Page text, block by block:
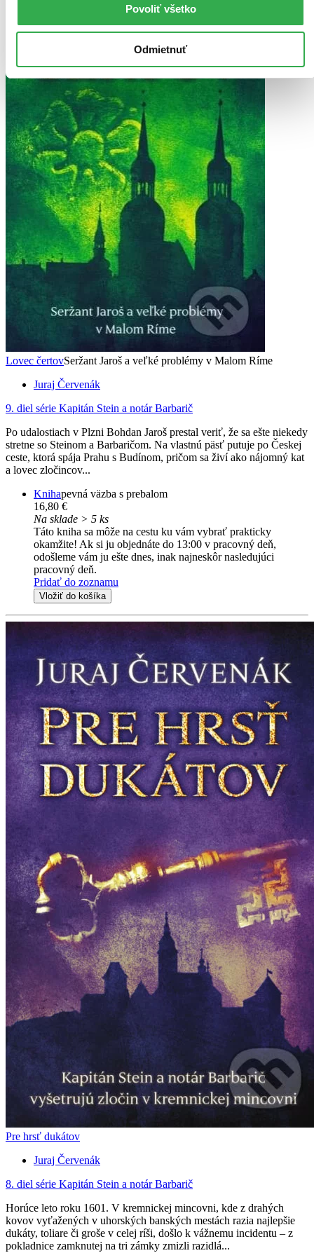
Povoliť všetko
Odmietnuť
Lovec čertovSeržant Jaroš a veľké problémy v Malom Ríme
Juraj Červenák
9. diel série Kapitán Stein a notár Barbarič
Po udalostiach v Plzni Bohdan Jaroš prestal veriť, že sa ešte niekedy
stretne so Steinom a Barbaričom. Na vlastnú päsť putuje po Českej
ceste, ktorá spája Prahu s Budínom, pričom sa živí ako nájomný kat
a lovec zločincov...
Knihapevná väzba s prebalom
16,80 €
Na sklade > 5 ks
Táto kniha sa môže na cestu ku vám vybrať prakticky
okamžite! Ak si ju objednáte do 13:00 v pracovný deň,
odošleme vám ju ešte dnes, inak najneskôr nasledujúci
pracovný deň.
Pridať do zoznamu
Vložiť do košíka
Pre hrsť dukátov
Juraj Červenák
8. diel série Kapitán Stein a notár Barbarič
Horúce leto roku 1601. V kremnickej mincovni, kde z drahých
kovov vyťažených v uhorských banských mestách razia najlepšie
dukáty, toliare či groše v celej ríši, došlo k vážnemu incidentu – z
pokladnice zamknutej na tri zámky zmizli razidlá...